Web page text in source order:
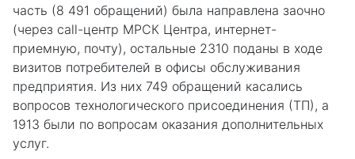
часть (8 491 обращений) была направлена заочно
(через call-центр МРСК Центра, интернет-
приемную, почту), остальные 2310 поданы в ходе
визитов потребителей в офисы обслуживания
предприятия. Из них 749 обращений касались
вопросов технологического присоединения (ТП), а
1913 были по вопросам оказания дополнительных
услуг.